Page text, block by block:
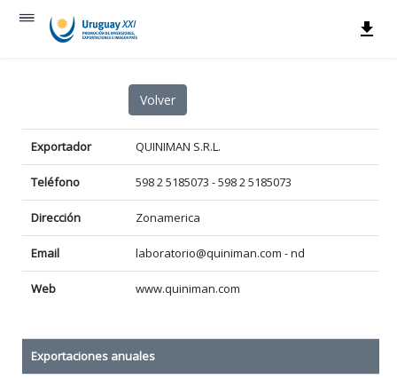
Exportador QUINIMAN S.R.L.
Teléfono 598 2 5185073 - 598 2 5185073
Dirección Zonamerica
Email laboratorio@quiniman.com - nd
Web www.quiniman.com
Exportaciones anuales